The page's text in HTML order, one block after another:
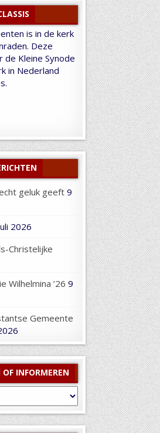
is in de kerk
Deze
Kleine Synode
in Nederland
geluk geeft 9
2026
Christelijke
Wilhelmina ’26 9
Gemeente
INFORMEREN